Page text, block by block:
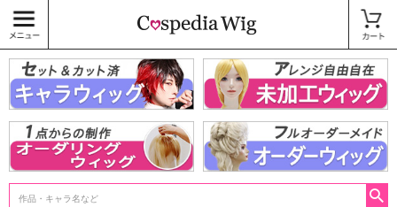
〜
商品タグ
キャラウィッグ
未加工ウィッグ
ベースウィッグ
衣装
SALE中